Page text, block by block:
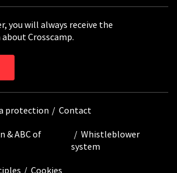
you will always receive the
Crosscamp.
protection Contact
& ABC of
Whistleblower
system
Cookies